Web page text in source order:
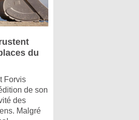
du
Forvis
de son
des
Malgré